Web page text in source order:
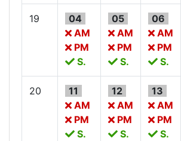
19
04
AM
PM
S.
05
AM
PM
S.
06
AM
PM
S.
20
11
AM
PM
S.
12
AM
PM
S.
13
AM
PM
S.